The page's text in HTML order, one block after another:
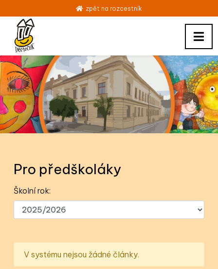
zpět na rozcestník
Pro předškoláky
Školní rok:
V systému nejsou žádné články.